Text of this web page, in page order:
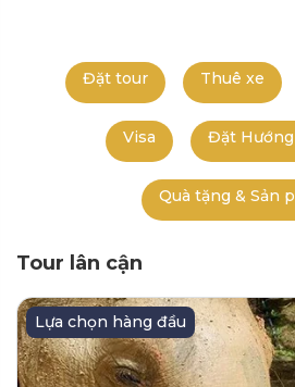
Đặt tour Thuê xe
Visa Đặt
Quà tặng & Sản
Tour lân cận
Lựa chọn hàng đầu